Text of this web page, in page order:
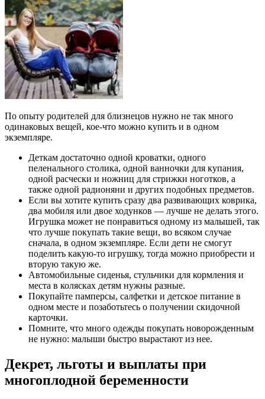
По опыту родителей для близнецов нужно не так много
одинаковых вещей, кое-что можно купить и в одном
экземпляре.
Деткам достаточно одной кроватки, одного
пеленального столика, одной ванночки для купания,
одной расчески и ножниц для стрижки ноготков, а
также одной радионяни и других подобных предметов.
Если вы хотите купить сразу два развивающих коврика,
два мобиля или двое ходунков — лучше не делать этого.
Игрушка может не понравиться одному из малышей, так
что лучше покупать такие вещи, во всяком случае
сначала, в одном экземпляре. Если дети не смогут
поделить какую-то игрушку, тогда можно приобрести и
вторую такую же.
Автомобильные сиденья, стульчики для кормления и
места в колясках детям нужны разные.
Покупайте памперсы, салфетки и детское питание в
одном месте и позаботьтесь о получении скидочной
карточки.
Помните, что много одежды покупать новорожденным
не нужно: малыши быстро вырастают из нее.
Декрет, льготы и выплаты при
многоплодной беременности